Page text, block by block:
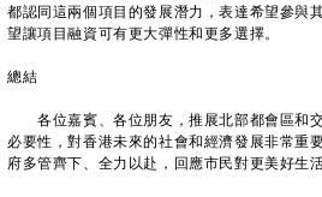
都認同這兩個項目的發展潛力，表達希望參與
望讓項目融資可有更大彈性和更多選擇。
總結
各位嘉賓、各位朋友，推展北部都會區和
必要性，對香港未來的社會和經濟發展非常重
府多管齊下、全力以赴，回應市民對更美好生活